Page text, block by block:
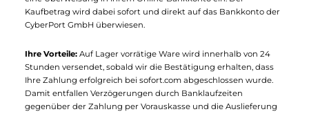
Es werden folgende Kreditkarten akzeptiert: Visa, MasterCard,
American Express, Maestro, CartaSi und Cartes Bancaires.
SOFORT Überweisung
Sofortüberweisung ist eine innovative Zahlungsart mit TÜV-
Zertifikat und TÜV-geprüfter Transaktionssicherheit, die von